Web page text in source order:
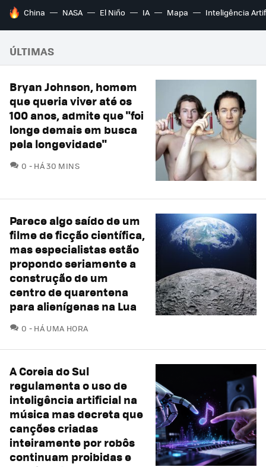
TENDÊNCIAS DO DIA
China NASA El Niño IA Mapa Inteligência
ÚLTIMAS
Bryan Johnson, homem
que queria viver até os
100 anos, admite que "foi
longe demais em busca
pela longevidade"
0 COMENTÁRIOS
HÁ 30 MINS
Parece algo saído de um
filme de ficção científica,
mas especialistas estão
propondo seriamente a
construção de um
centro de quarentena
para alienígenas na Lua
0 COMENTÁRIOS
HÁ UMA HORA
A Coreia do Sul
regulamenta o uso de
inteligência artificial na
música mas decreta que
canções criadas
inteiramente por robôs
continuam proibidas e